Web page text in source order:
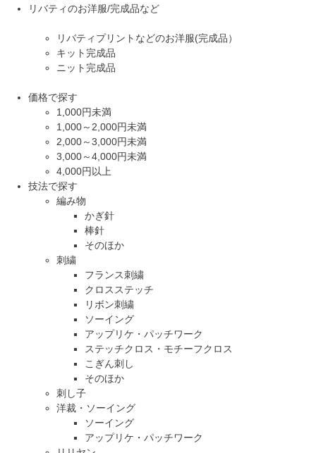
リバティのお洋服/完成品など
リバティプリントなどのお洋服(完成品）
キット完成品
ニット完成品
価格で探す
1,000円未満
1,000～2,000円未満
2,000～3,000円未満
3,000～4,000円未満
4,000円以上
技法で探す
編み物
かぎ針
棒針
そのほか
刺繍
フランス刺繍
クロスステッチ
リボン刺繍
ソーイング
アップリケ・パッチワーク
ステッチクロス・モチーフクロス
こぎん刺し
そのほか
刺し子
洋裁・ソーイング
ソーイング
アップリケ・パッチワーク